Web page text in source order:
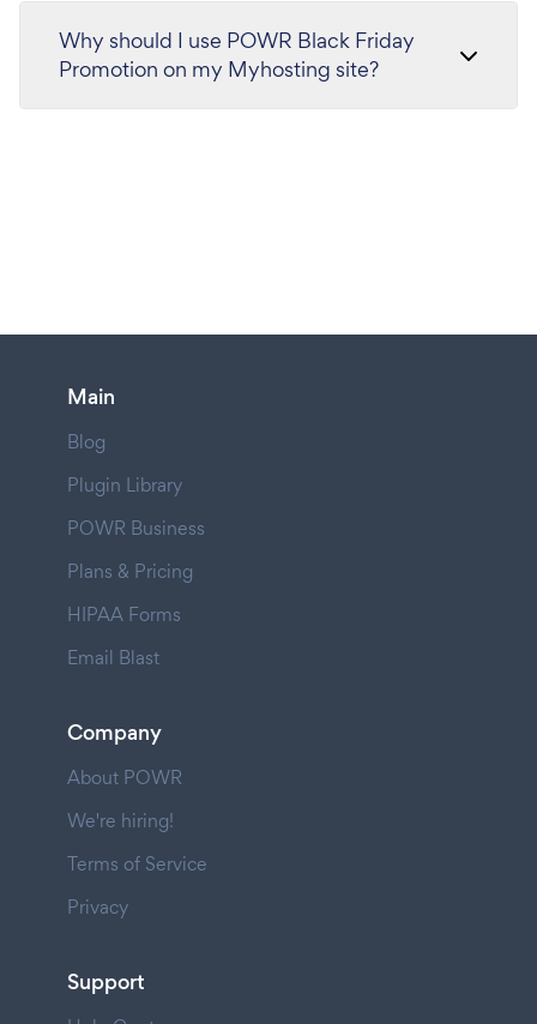
Why should I use POWR Black Friday
Promotion on my Myhosting site?
Main
Blog
Plugin Library
POWR Business
Plans & Pricing
HIPAA Forms
Email Blast
Company
About POWR
We're hiring!
Terms of Service
Privacy
Support